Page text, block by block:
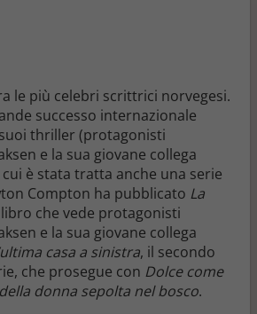
le più celebri scrittrici norvegesi.
successo internazionale
thriller (protagonisti
e la sua giovane collega
è stata tratta anche una serie
Compton ha pubblicato La
che vede protagonisti
e la sua giovane collega
casa a sinistra, il secondo
che prosegue con Dolce come
donna sepolta nel bosco.